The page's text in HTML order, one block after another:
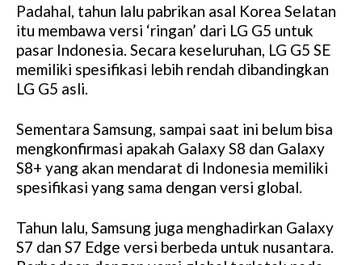
M
u
t
e
Padahal, tahun lalu pabrikan asal Korea Selatan
itu membawa versi ‘ringan’ dari LG G5 untuk
pasar Indonesia. Secara keseluruhan, LG G5 SE
memiliki spesifikasi lebih rendah dibandingkan
LG G5 asli.
Sementara Samsung, sampai saat ini belum bisa
mengkonfirmasi apakah Galaxy S8 dan Galaxy
S8+ yang akan mendarat di Indonesia memiliki
spesifikasi yang sama dengan versi global.
Tahun lalu, Samsung juga menghadirkan Galaxy
S7 dan S7 Edge versi berbeda untuk nusantara.